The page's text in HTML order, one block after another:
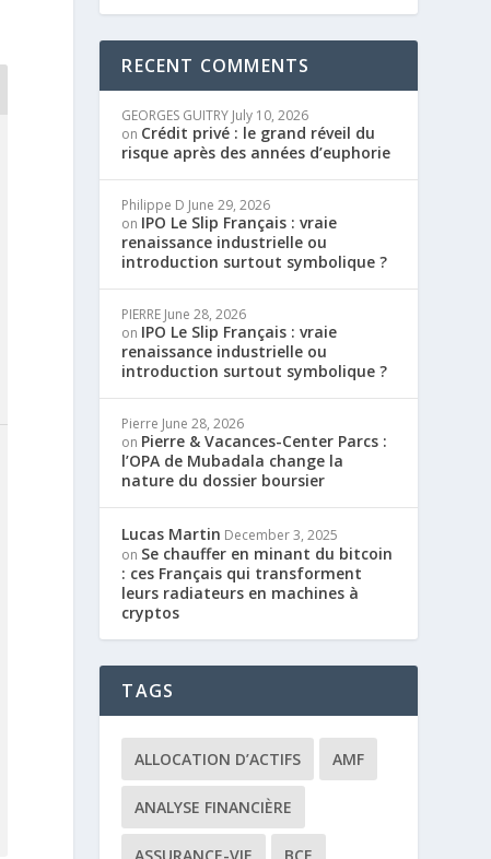
RECENT COMMENTS
GEORGES GUITRY July 10, 2026
on Crédit privé : le grand réveil du
risque après des années d’euphorie
Philippe D June 29, 2026
on IPO Le Slip Français : vraie
renaissance industrielle ou
introduction surtout symbolique ?
PIERRE June 28, 2026
on IPO Le Slip Français : vraie
renaissance industrielle ou
introduction surtout symbolique ?
Pierre June 28, 2026
on Pierre & Vacances-Center Parcs :
l’OPA de Mubadala change la
nature du dossier boursier
Lucas Martin December 3, 2025
on Se chauffer en minant du bitcoin
: ces Français qui transforment
leurs radiateurs en machines à
cryptos
TAGS
ALLOCATION D’ACTIFS AMF
ANALYSE FINANCIÈRE